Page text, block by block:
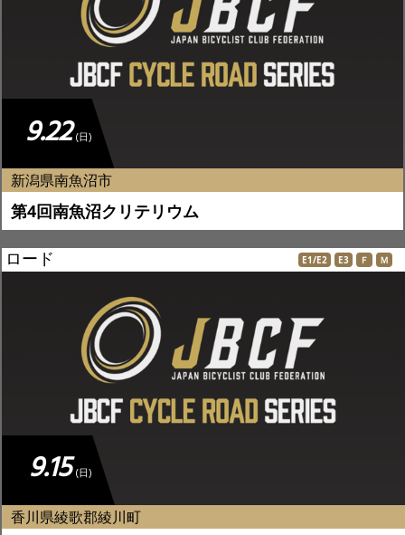
9.22 (日)
新潟県南魚沼市
第4回南魚沼クリテリウム
ロード E1/E2 E3 Ｆ Ｍ
9.15 (日)
香川県綾歌郡綾川町